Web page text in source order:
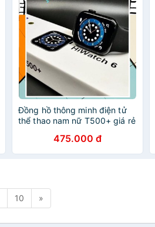
Đồng hồ thông minh điện tử
thể thao nam nữ T500+ giá rẻ
kèm chống nước phiên bản
giới hạn
475.000 đ
10 »